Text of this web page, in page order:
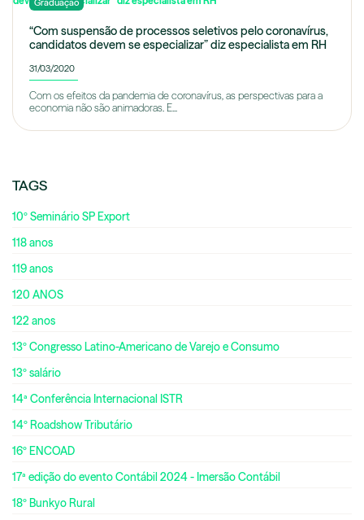
Graduação
“Com suspensão de processos seletivos pelo coronavírus,
candidatos devem se especializar” diz especialista em RH
31/03/2020
Com os efeitos da pandemia de coronavírus, as perspectivas para a
economia não são animadoras. E...
TAGS
10º Seminário SP Export
118 anos
119 anos
120 ANOS
122 anos
13º Congresso Latino-Americano de Varejo e Consumo
13º salário
14ª Conferência Internacional ISTR
14º Roadshow Tributário
16º ENCOAD
17ª edição do evento Contábil 2024 - Imersão Contábil
18º Bunkyo Rural